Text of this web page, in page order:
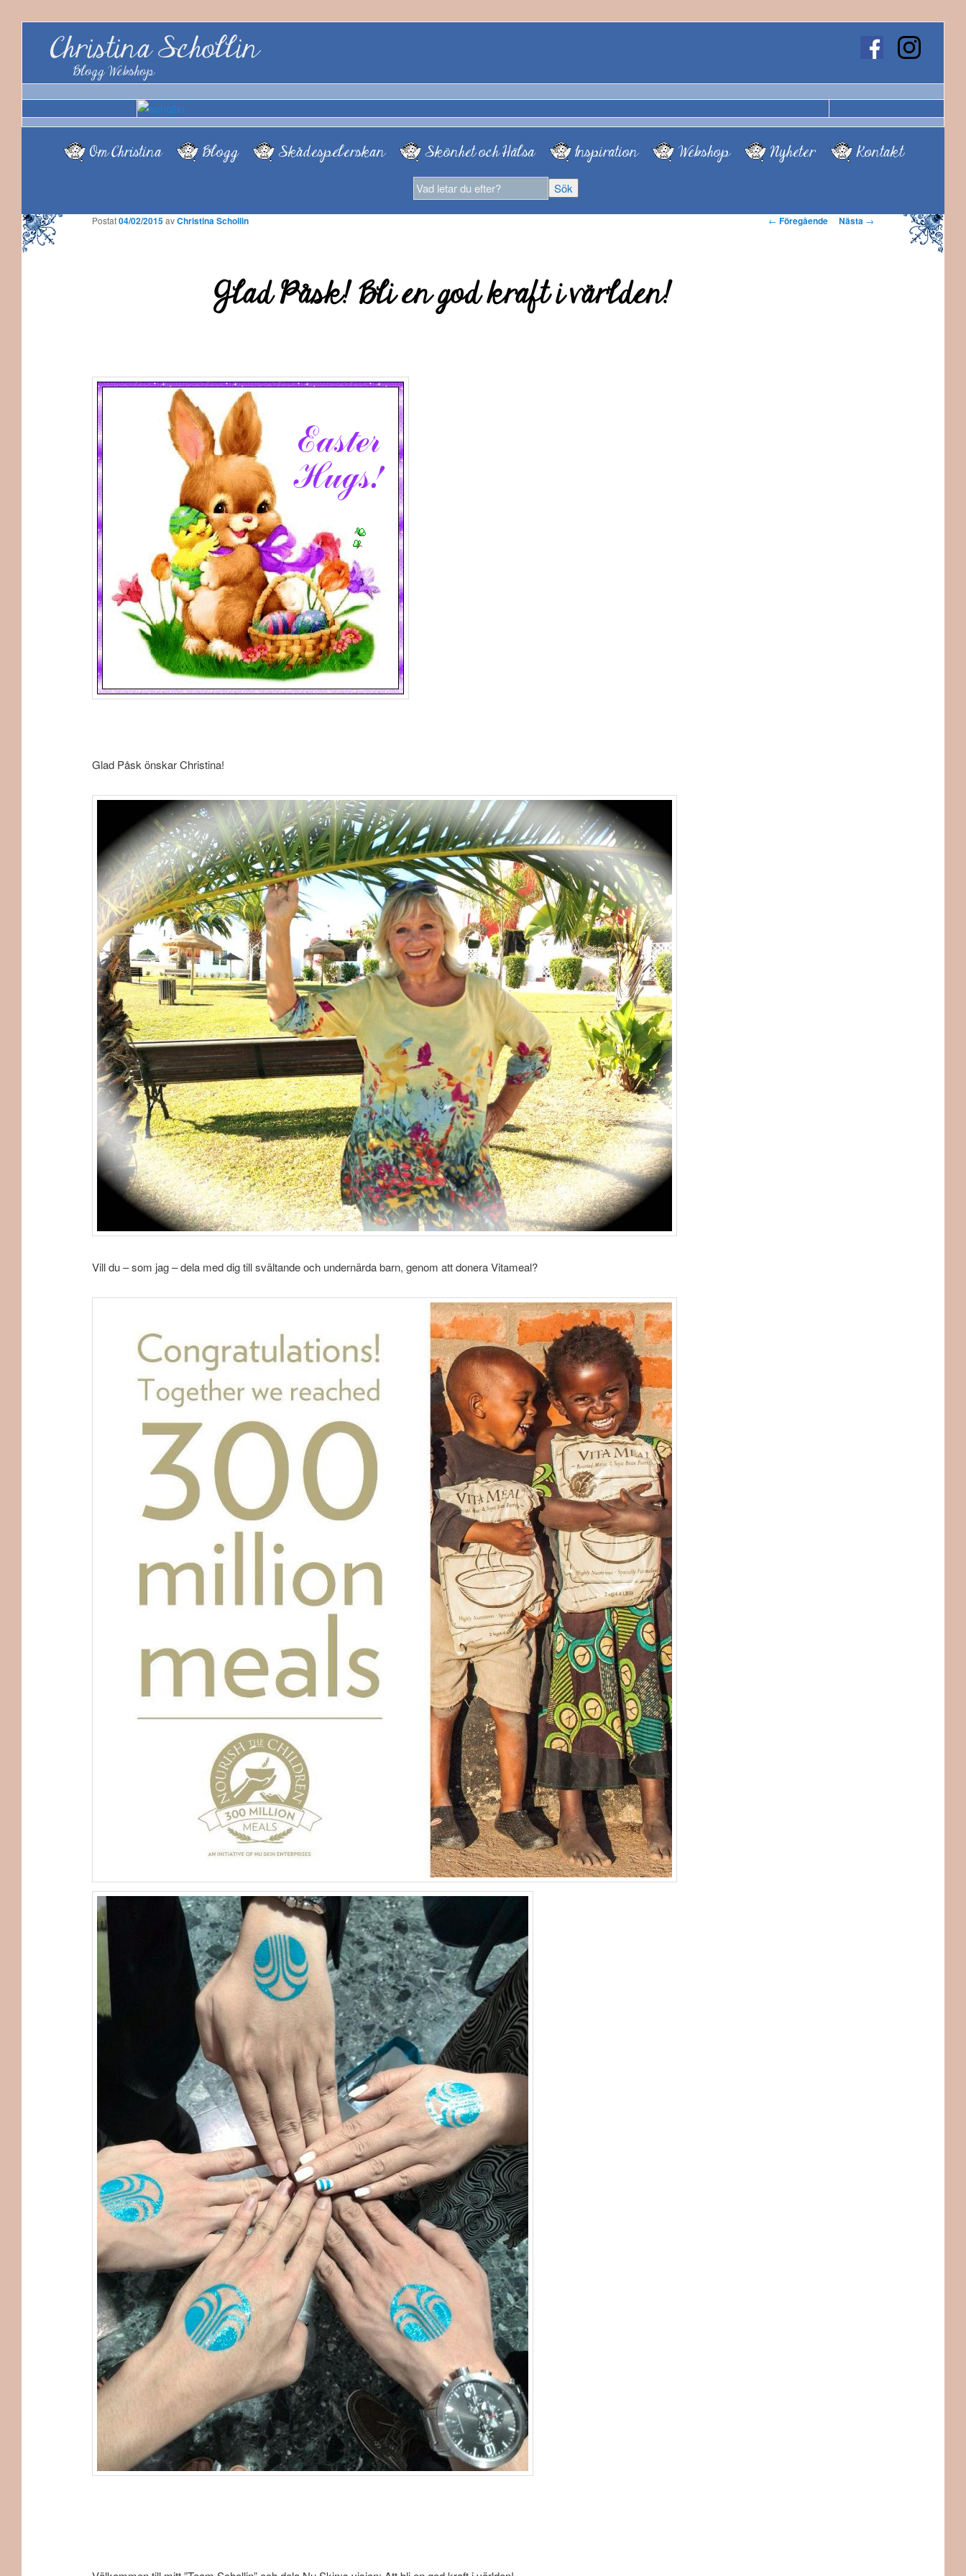
Christina Schollin
Blogg Webshop
Om Christina Blogg Skådespelerskan Skönhet och Hälsa Inspiration Webshop Nyheter Kontakt
Inläggsnavigering
← Föregående Nästa →
Glad Påsk! Bli en god kraft i världen!
Postat04/02/2015 avChristina Schollin
Glad Påsk önskar Christina!
Vill du – som jag – dela med dig till svältande och undernärda barn, genom att donera Vitameal?